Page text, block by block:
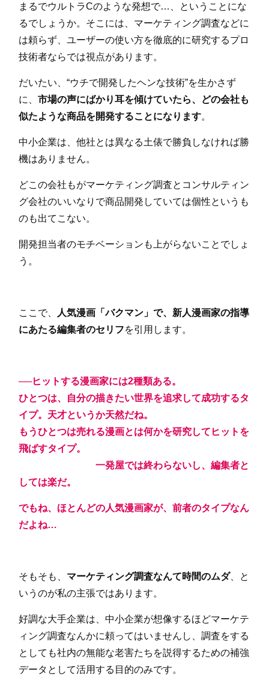
まるでウルトラCのような発想で…、ということにな
るでしょうか。そこには、マーケティング調査などに
は頼らず、ユーザーの使い方を徹底的に研究するプロ
技術者ならでは視点があります。
だいたい、“ウチで開発したヘンな技術”を生かさず
に、市場の声にばかり耳を傾けていたら、どの会社も
似たような商品を開発することになります。
中小企業は、他社とは異なる土俵で勝負しなければ勝
機はありません。
どこの会社もがマーケティング調査とコンサルティン
グ会社のいいなりで商品開発していては個性というも
のも出てこない。
開発担当者のモチベーションも上がらないことでしょ
う。
ここで、
人気漫画「バクマン」で、新人漫画家の指導
にあたる編集者のセリフを引用します。
──ヒットする漫画家には2種類ある。
ひとつは、自分の描きたい世界を追求して成功するタ
イプ。天才というか天然だね。
もうひとつは売れる漫画とは何かを研究してヒットを
飛ばすタイプ。
一発屋では終わらないし、編集者と
しては楽だ。
でもね、ほとんどの人気漫画家が、前者のタイプなん
だよね…
そもそも、 マーケティング調査なんて時間のムダ、と
いうのが私の主張ではあります。
好調な大手企業は、中小企業が想像するほどマーケテ
ィング調査なんかに頼ってはいませんし、調査をする
としても社内の無能な老害たちを説得するための補強
データとして活用する目的のみです。